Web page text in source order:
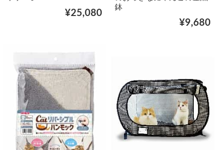
¥25,080
鉢
¥9,680